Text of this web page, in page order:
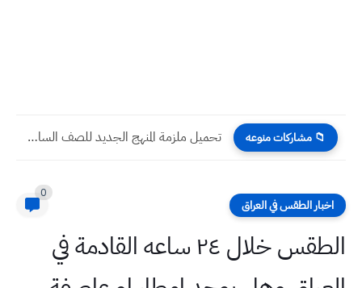
📁 مشاركات منوعه تحميل ملزمة المنهج الجديد للصف السادس الاعدادي الادب والنصوص 2022...
اخبار الطقس في العراق
0
الطقس خلال ٢٤ ساعه القادمة في